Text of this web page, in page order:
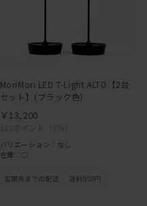
MoriMori LED T-Light ALTO【2台
セット】(ブラック色)
132ポイント （1％）
￥13,200
バリエーション：なし
在庫：○